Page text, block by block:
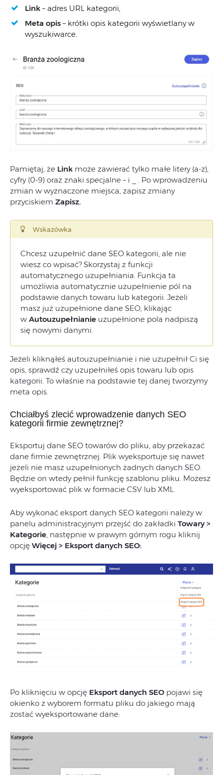
Link – adres URL kategorii,
Meta opis – krótki opis kategorii wyświetlany w
wyszukiwarce.
Pamiętaj, że Link może zawierać tylko małe litery (a-z),
cyfry (0-9) oraz znaki specjalne – i _ . Po wprowadzeniu
zmian w wyznaczone miejsca, zapisz zmiany
przyciskiem Zapisz.
Wskazówka
Chcesz uzupełnić dane SEO kategorii, ale nie
wiesz co wpisać? Skorzystaj z funkcji
automatycznego uzupełniania. Funkcja ta
umożliwia automatycznie uzupełnienie pól na
podstawie danych towaru lub kategorii. Jeżeli
masz już uzupełnione dane SEO, klikając
w Autouzupełnianie uzupełnione pola nadpiszą
się nowymi danymi.
Jeżeli kliknąłeś autouzupełnianie i nie uzupełnił Ci się
opis, sprawdź czy uzupełniłeś opis towaru lub opis
kategorii. To właśnie na podstawie tej danej tworzymy
meta opis.
Chciałbyś zlecić wprowadzenie danych SEO
kategorii firmie zewnętrznej?
Eksportuj dane SEO towarów do pliku, aby przekazać
dane firmie zewnętrznej. Plik wyeksportuje się nawet
jeżeli nie masz uzupełnionych żadnych danych SEO.
Będzie on wtedy pełnił funkcję szablonu pliku. Możesz
wyeksportować plik w formacie CSV lub XML.
Aby wykonać eksport danych SEO kategorii należy w
panelu administracyjnym przejść do zakładki Towary >
Kategorie , następnie w prawym górnym rogu kliknij
opcję Więcej > Eksport danych SEO:
Po kliknięciu w opcję Eksport danych SEO pojawi się
okienko z wyborem formatu pliku do jakiego mają
zostać wyeksportowane dane: